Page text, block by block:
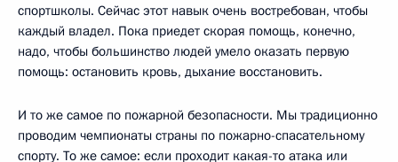
спортшколы. Сейчас этот навык очень востребован, чтобы
каждый владел. Пока приедет скорая помощь, конечно,
надо, чтобы большинство людей умело оказать первую
помощь: остановить кровь, дыхание восстановить.
И то же самое по пожарной безопасности. Мы традиционно
проводим чемпионаты страны по пожарно-спасательному
спорту. То же самое: если проходит какая-то атака или